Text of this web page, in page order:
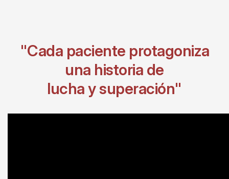
"Cada paciente protagoniza
una historia de
lucha y superación"